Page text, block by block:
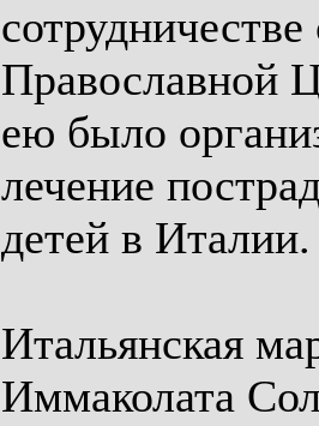
Православной
ею было
лечение
детей в Италии.
Итальянская
Иммаколата